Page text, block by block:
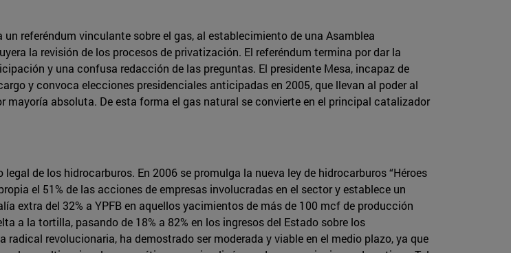
referéndum vinculante sobre el gas, al establecimiento de una Asamblea
la revisión de los procesos de privatización. El referéndum termina por dar la
y una confusa redacción de las preguntas. El presidente Mesa, incapaz de
y convoca elecciones presidenciales anticipadas en 2005, que llevan al poder al
mayoría absoluta. De esta forma el gas natural se convierte en el principal catalizador
de los hidrocarburos. En 2006 se promulga la nueva ley de hidrocarburos “Héroes
el 51% de las acciones de empresas involucradas en el sector y establece un
extra del 32% a YPFB en aquellos yacimientos de más de 100 mcf de producción
a la tortilla, pasando de 18% a 82% en los ingresos del Estado sobre los
revolucionaria, ha demostrado ser moderada y viable en el medio plazo, ya que